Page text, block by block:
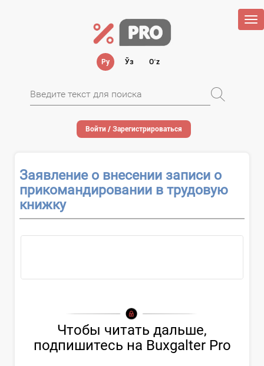
Ру Ўз Oʻz
Войти / Зарегистрироваться
Заявление о внесении записи о
прикомандировании в трудовую
книжку
Чтобы читать дальше,
подпишитесь на Buxgalter Pro